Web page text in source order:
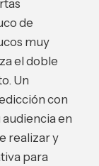
de
muy
el doble
Un
con
en
realizar y
para